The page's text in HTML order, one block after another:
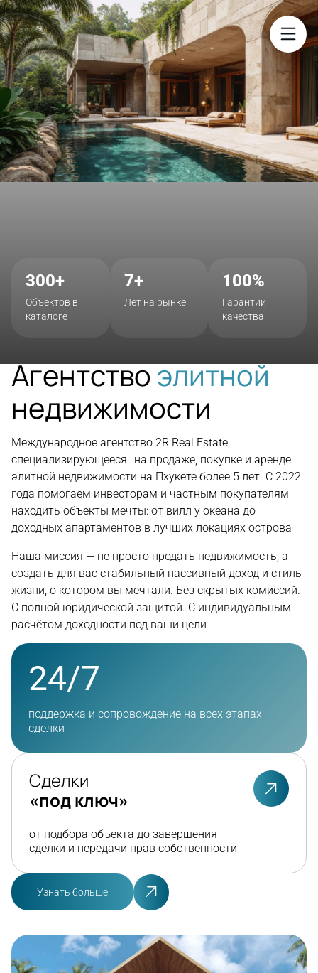
$
300+
Объектов в
каталоге
7+
Лет на рынке
100%
Гарантии
качества
Агентствоэлитной
недвижимости
Международное агентство 2R Real Estate,
специализирующееся на продаже, покупке и аренде
элитной недвижимости на Пхукете более 5 лет. С 2022
года помогаем инвесторам и частным покупателям
находить объекты мечты: от вилл у океана до
доходных апартаментов в лучших локациях острова
Наша миссия — не просто продать недвижимость, а
создать для вас стабильный пассивный доход и стиль
жизни, о котором вы мечтали. Без скрытых комиссий.
С полной юридической защитой. С индивидуальным
расчётом доходности под ваши цели
24/7
поддержка и сопровождение на всех этапах
сделки
Сделки
«под ключ»
от подбора объекта до завершения
сделки и передачи прав собственности
Узнать больше